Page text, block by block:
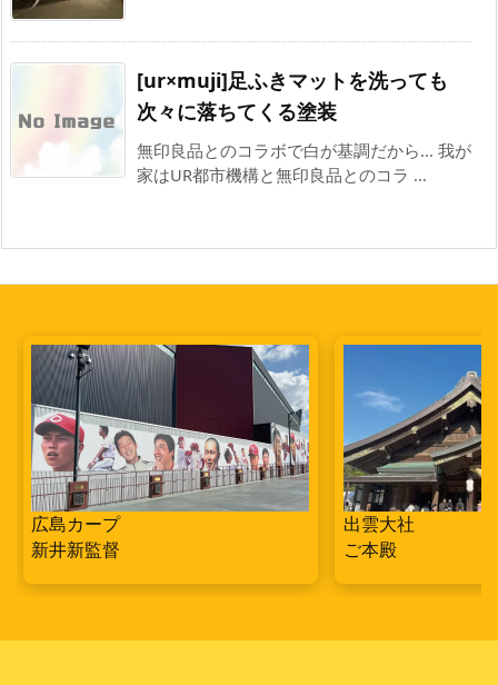
[ur×muji]足ふきマットを洗っても
次々に落ちてくる塗装
無印良品とのコラボで白が基調だから... 我が
家はUR都市機構と無印良品とのコラ ...
広島カープ
新井新監督
出雲大社
ご本殿